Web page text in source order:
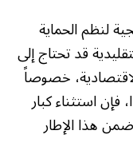
لنظم الحماية
قد تحتاج إلى
خصوصاً
فإن استثناء كبار
هذا الإطار